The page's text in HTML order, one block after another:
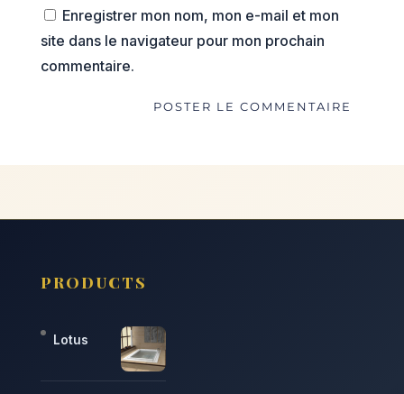
Enregistrer mon nom, mon e-mail et mon
site dans le navigateur pour mon prochain
commentaire.
PRODUCTS
Lotus